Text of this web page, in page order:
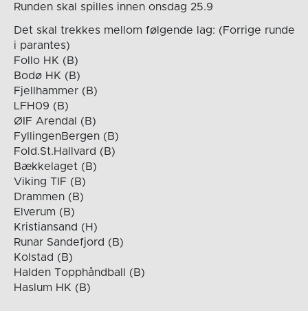
Runden skal spilles innen onsdag 25.9
Det skal trekkes mellom følgende lag: (Forrige runde
i parantes)
Follo HK (B)
Bodø HK (B)
Fjellhammer (B)
LFH09 (B)
ØIF Arendal (B)
FyllingenBergen (B)
Fold.St.Hallvard (B)
Bækkelaget (B)
Viking TIF (B)
Drammen (B)
Elverum (B)
Kristiansand (H)
Runar Sandefjord (B)
Kolstad (B)
Halden Topphåndball (B)
Haslum HK (B)